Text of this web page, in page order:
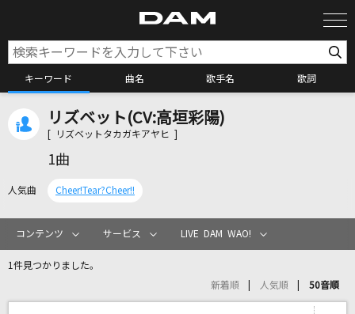
キーワード 曲名 歌手名 歌詞
カラオケ検索
カラオケリクエスト
リズベット(CV:高垣彩陽)
[ リズベットタカガキアヤヒ ]
1曲
人気曲 Cheer!Tear?Cheer!!
コンテンツ サービス LIVE DAM WAO!
1件見つかりました。
新着順 人気順 50音順